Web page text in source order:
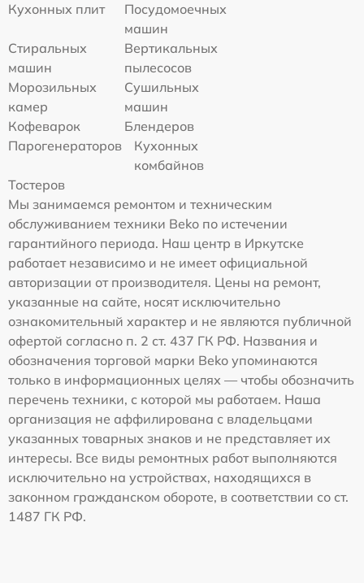
Кухонных плит
Посудомоечных
машин
Стиральных
машин
Вертикальных
пылесосов
Морозильных
камер
Сушильных
машин
Кофеварок
Блендеров
Парогенераторов
Кухонных
комбайнов
Тостеров
Мы занимаемся ремонтом и техническим
обслуживанием техники Beko по истечении
гарантийного периода. Наш центр в Иркутске
работает независимо и не имеет официальной
авторизации от производителя. Цены на ремонт,
указанные на сайте, носят исключительно
ознакомительный характер и не являются публичной
офертой согласно п. 2 ст. 437 ГК РФ. Названия и
обозначения торговой марки Beko упоминаются
только в информационных целях — чтобы обозначить
перечень техники, с которой мы работаем. Наша
организация не аффилирована с владельцами
указанных товарных знаков и не представляет их
интересы. Все виды ремонтных работ выполняются
исключительно на устройствах, находящихся в
законном гражданском обороте, в соответствии со ст.
1487 ГК РФ.